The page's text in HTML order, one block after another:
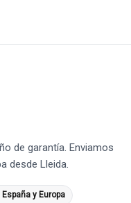
de garantía. Enviamos
desde Lleida.
España y Europa